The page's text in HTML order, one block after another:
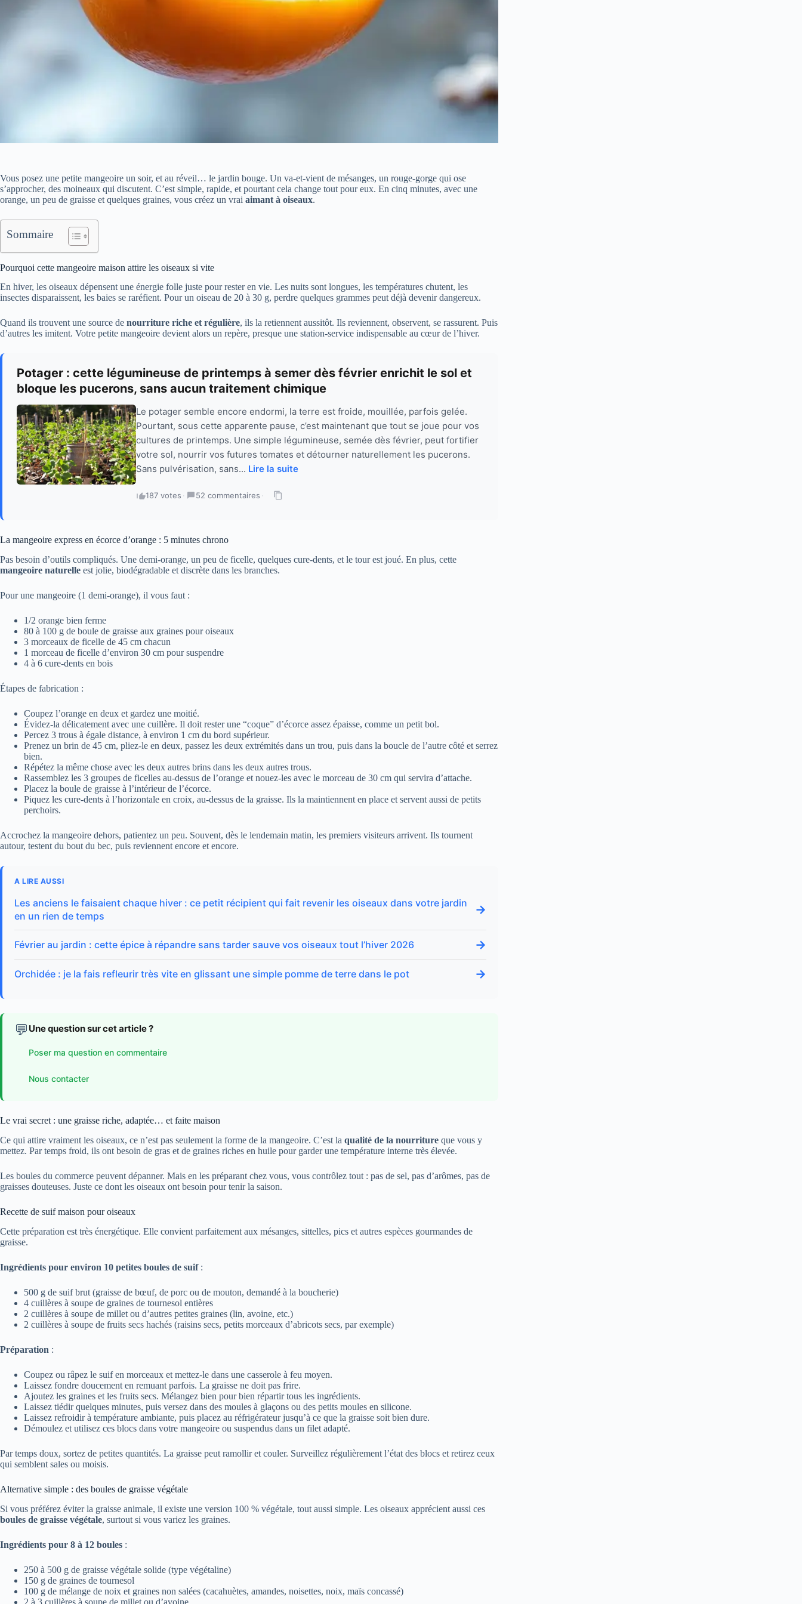
Vous posez une petite mangeoire un soir, et au réveil… le jardin bouge. Un va-et-vient de mésanges, un rouge-gorge qui ose
s’approcher, des moineaux qui discutent. C’est simple, rapide, et pourtant cela change tout pour eux. En cinq minutes, avec une
orange, un peu de graisse et quelques graines, vous créez un vrai aimant à oiseaux.
Sommaire
Pourquoi cette mangeoire maison attire les oiseaux si vite
En hiver, les oiseaux dépensent une énergie folle juste pour rester en vie. Les nuits sont longues, les températures chutent, les
insectes disparaissent, les baies se raréfient. Pour un oiseau de 20 à 30 g, perdre quelques grammes peut déjà devenir dangereux.
Quand ils trouvent une source de nourriture riche et régulière, ils la retiennent aussitôt. Ils reviennent, observent, se rassurent. Puis
d’autres les imitent. Votre petite mangeoire devient alors un repère, presque une station-service indispensable au cœur de l’hiver.
Potager : cette légumineuse de printemps à semer dès février enrichit le sol et
bloque les pucerons, sans aucun traitement chimique
Le potager semble encore endormi, la terre est froide, mouillée, parfois gelée.
Pourtant, sous cette apparente pause, c’est maintenant que tout se joue pour vos
cultures de printemps. Une simple légumineuse, semée dès février, peut fortifier
votre sol, nourrir vos futures tomates et détourner naturellement les pucerons.
Sans pulvérisation, sans... Lire la suite
187 votes · 52 commentaires ·
La mangeoire express en écorce d’orange : 5 minutes chrono
Pas besoin d’outils compliqués. Une demi-orange, un peu de ficelle, quelques cure-dents, et le tour est joué. En plus, cette
mangeoire naturelle est jolie, biodégradable et discrète dans les branches.
Pour une mangeoire (1 demi-orange), il vous faut :
1/2 orange bien ferme
80 à 100 g de boule de graisse aux graines pour oiseaux
3 morceaux de ficelle de 45 cm chacun
1 morceau de ficelle d’environ 30 cm pour suspendre
4 à 6 cure-dents en bois
Étapes de fabrication :
Coupez l’orange en deux et gardez une moitié.
Évidez-la délicatement avec une cuillère. Il doit rester une “coque” d’écorce assez épaisse, comme un petit bol.
Percez 3 trous à égale distance, à environ 1 cm du bord supérieur.
Prenez un brin de 45 cm, pliez-le en deux, passez les deux extrémités dans un trou, puis dans la boucle de l’autre côté et serrez
bien.
Répétez la même chose avec les deux autres brins dans les deux autres trous.
Rassemblez les 3 groupes de ficelles au-dessus de l’orange et nouez-les avec le morceau de 30 cm qui servira d’attache.
Placez la boule de graisse à l’intérieur de l’écorce.
Piquez les cure-dents à l’horizontale en croix, au-dessus de la graisse. Ils la maintiennent en place et servent aussi de petits
perchoirs.
Accrochez la mangeoire dehors, patientez un peu. Souvent, dès le lendemain matin, les premiers visiteurs arrivent. Ils tournent
autour, testent du bout du bec, puis reviennent encore et encore.
A LIRE AUSSI
Les anciens le faisaient chaque hiver : ce petit récipient qui fait revenir les oiseaux dans votre jardin
en un rien de temps
→
Février au jardin : cette épice à répandre sans tarder sauve vos oiseaux tout l’hiver 2026 →
Orchidée : je la fais refleurir très vite en glissant une simple pomme de terre dans le pot →
💬 Une question sur cet article ?
Poser ma question en commentaire
Nous contacter
Le vrai secret : une graisse riche, adaptée… et faite maison
Ce qui attire vraiment les oiseaux, ce n’est pas seulement la forme de la mangeoire. C’est la qualité de la nourriture que vous y
mettez. Par temps froid, ils ont besoin de gras et de graines riches en huile pour garder une température interne très élevée.
Les boules du commerce peuvent dépanner. Mais en les préparant chez vous, vous contrôlez tout : pas de sel, pas d’arômes, pas de
graisses douteuses. Juste ce dont les oiseaux ont besoin pour tenir la saison.
Recette de suif maison pour oiseaux
Cette préparation est très énergétique. Elle convient parfaitement aux mésanges, sittelles, pics et autres espèces gourmandes de
graisse.
Ingrédients pour environ 10 petites boules de suif:
500 g de suif brut (graisse de bœuf, de porc ou de mouton, demandé à la boucherie)
4 cuillères à soupe de graines de tournesol entières
2 cuillères à soupe de millet ou d’autres petites graines (lin, avoine, etc.)
2 cuillères à soupe de fruits secs hachés (raisins secs, petits morceaux d’abricots secs, par exemple)
Préparation :
Coupez ou râpez le suif en morceaux et mettez-le dans une casserole à feu moyen.
Laissez fondre doucement en remuant parfois. La graisse ne doit pas frire.
Ajoutez les graines et les fruits secs. Mélangez bien pour bien répartir tous les ingrédients.
Laissez tiédir quelques minutes, puis versez dans des moules à glaçons ou des petits moules en silicone.
Laissez refroidir à température ambiante, puis placez au réfrigérateur jusqu’à ce que la graisse soit bien dure.
Démoulez et utilisez ces blocs dans votre mangeoire ou suspendus dans un filet adapté.
Par temps doux, sortez de petites quantités. La graisse peut ramollir et couler. Surveillez régulièrement l’état des blocs et retirez ceux
qui semblent sales ou moisis.
Alternative simple : des boules de graisse végétale
Si vous préférez éviter la graisse animale, il existe une version 100 % végétale, tout aussi simple. Les oiseaux apprécient aussi ces
boules de graisse végétale, surtout si vous variez les graines.
Ingrédients pour 8 à 12 boules :
250 à 500 g de graisse végétale solide (type végétaline)
150 g de graines de tournesol
100 g de mélange de noix et graines non salées (cacahuètes, amandes, noisettes, noix, maïs concassé)
2 à 3 cuillères à soupe de millet ou d’avoine